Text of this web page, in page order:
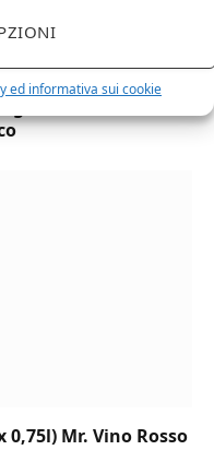
ed informativa sui cookie
0,75l) Mr. Vino Rosso